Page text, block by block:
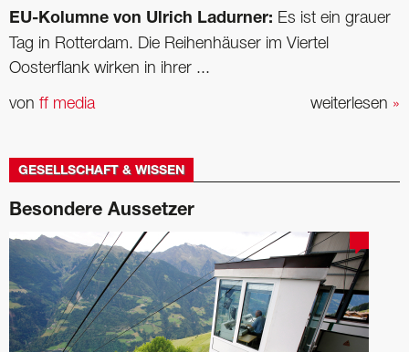
EU-Kolumne von Ulrich Ladurner: Es ist ein grauer
Tag in Rotterdam. Die Reihenhäuser im Viertel
Oosterflank wirken in ihrer ...
weiterlesen »
von ff media
GESELLSCHAFT & WISSEN
Besondere Aussetzer